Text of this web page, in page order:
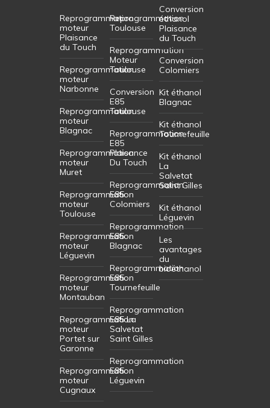
Reprogrammation
moteur
Plaisance
du Touch
Reprogrammation
moteur
Narbonne
Reprogrammation
moteur
Blagnac
Reprogrammation
moteur
Muret
Reprogrammation
moteur
Toulouse
Reprogrammation
moteur
Léguevin
Reprogrammation
moteur
Montauban
Reprogrammation
moteur
Portet sur
Garonne
Reprogrammation
moteur
Cugnaux
Reprogrammation
Toulouse
Reprogrammation
Moteur
Toulouse
Conversion
E85
Toulouse
Reprogrammation
E85
Plaisance
Du Touch
Reprogrammation
E85
Colomiers
Reprogrammation
E85
Blagnac
Reprogrammation
E85
Tournefeuille
Reprogrammation
E85 La
Salvetat
Saint Gilles
Reprogrammation
E85
Léguevin
Conversion
éthanol
Plaisance
du Touch
Conversion
Colomiers
Kit éthanol
Blagnac
Kit éthanol
Tournefeuille
Kit éthanol
La
Salvetat
Saint Gilles
Kit éthanol
Léguevin
Les
avantages
du
bioéthanol